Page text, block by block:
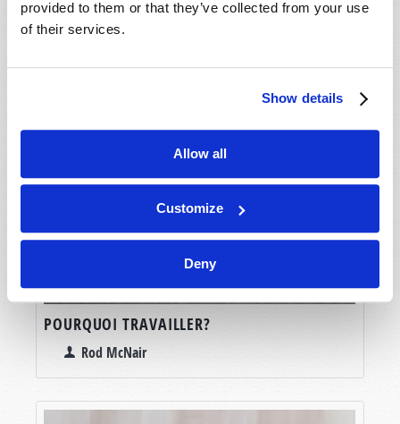
provided to them or that they’ve collected from your use
of their services.
Show details
Allow all
Customize
Deny
POURQUOI TRAVAILLER?
Rod McNair